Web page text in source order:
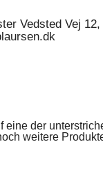
Vedsted Vej
eine der
weitere